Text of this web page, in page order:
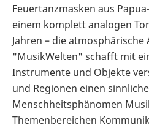
Feuertanzmasken aus
einem komplett analogen
Jahren – die atmosphärische
"MusikWelten" schafft mit
Instrumente und Objekte
und Regionen einen
Menschheitsphänomen
Themenbereichen